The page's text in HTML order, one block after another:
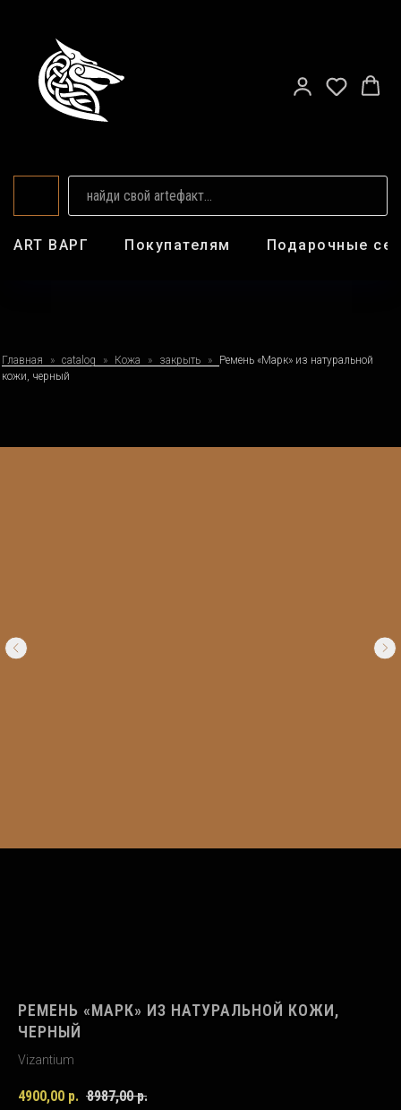
ART ВАРГ Покупателям Подарочные
Главная catalog Кожа закрыть
Ремень «Марк» из натуральной
кожи, черный
РЕМЕНЬ «МАРК» ИЗ НАТУРАЛЬНОЙ КОЖИ,
ЧЕРНЫЙ
Vizantium
4900,00 р. 8987,00 р.